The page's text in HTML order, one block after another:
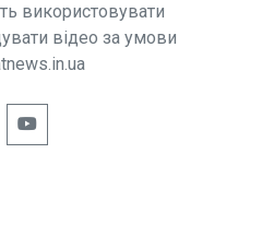
використовувати
відео за умови